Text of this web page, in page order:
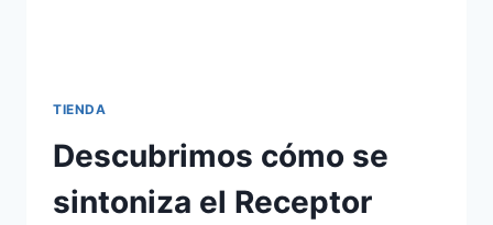
TIENDA
Descubrimos cómo se
sintoniza el Receptor